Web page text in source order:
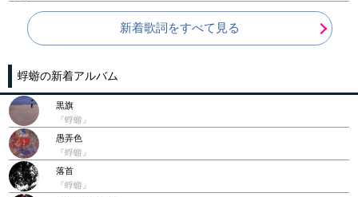
新着歌詞をすべて見る
蜉蝣の新着アルバム
黒旗
『蜉蝣』
愚弄色
『蜉蝣』
落首
『蜉蝣』